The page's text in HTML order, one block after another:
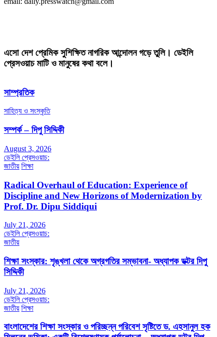
এসো দেশ প্রেমিক সুশিক্ষিত নাগরিক আন্দোলন গড়ে তুলি। ডেইলি
প্রেসওয়াচ মাটি ও মানুষের কথা বলে।
সাম্প্রতিক
সাহিত্য ও সংস্কৃতি
সম্পর্ক – দিপু সিদ্দিকী
August 3, 2026
ডেইলি প্রেসওয়াচ:
জাতীয় শিক্ষা
Radical Overhaul of Education: Experience of
Discipline and New Horizons of Modernization by
Prof. Dr. Dipu Siddiqui
July 21, 2026
ডেইলি প্রেসওয়াচ:
জাতীয়
শিক্ষা সংস্কার: শৃঙ্খলা থেকে অগ্রগতির সম্ভাবনা- অধ্যাপক ডক্টর দিপু
সিদ্দিকী
July 21, 2026
ডেইলি প্রেসওয়াচ:
জাতীয় শিক্ষা
বাংলাদেশের শিক্ষা সংস্কার ও পরিচ্ছন্ন পরিবেশ সৃষ্টিতে ড. এহসানুল হক